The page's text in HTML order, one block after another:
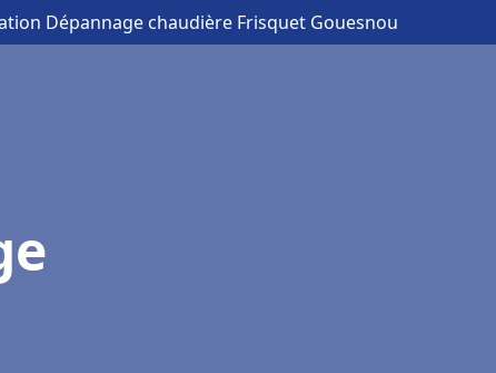
Dépannage chaudière Frisquet Gouesnou